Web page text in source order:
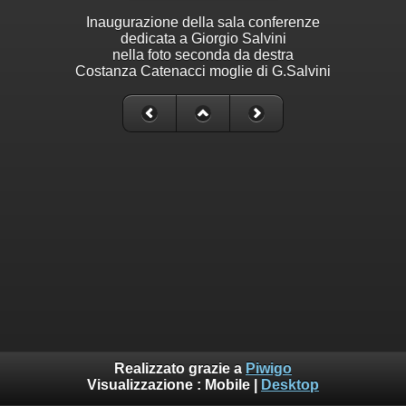
Inaugurazione della sala conferenze
dedicata a Giorgio Salvini
nella foto seconda da destra
Costanza Catenacci moglie di G.Salvini
Realizzato grazie a Piwigo
Visualizzazione : Mobile Desktop